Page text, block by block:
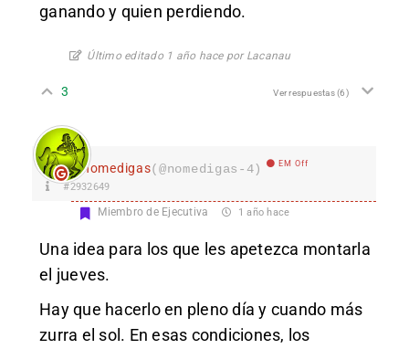
ganando y quien perdiendo.
Último editado 1 año hace por Lacanau
3 Ver respuestas(6)
nomedigas(@nomedigas-4) EM Off
#2932649
Miembro de Ejecutiva 1 año hace
Una idea para los que les apetezca montarla
el jueves.
Hay que hacerlo en pleno día y cuando más
zurra el sol. En esas condiciones, los